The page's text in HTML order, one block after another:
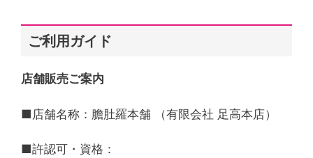
羅丸（たんとらが
ご利用ガイド
店舗販売ご案内
■店舗名称：膽肚羅本舗 （有限会社 足高本店）
■許認可・資格：